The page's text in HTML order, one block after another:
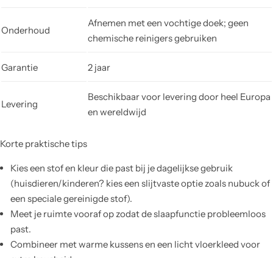
Onderhoud
Afnemen met een vochtige doek; geen
chemische reinigers gebruiken
Garantie 2 jaar
Levering
Beschikbaar voor levering door heel Europa
en wereldwijd
Korte praktische tips
Kies een stof en kleur die past bij je dagelijkse gebruik
(huisdieren/kinderen? kies een slijtvaste optie zoals nubuck of
een speciale gereinigde stof).
Meet je ruimte vooraf op zodat de slaapfunctie probleemloos
past.
Combineer met warme kussens en een licht vloerkleed voor